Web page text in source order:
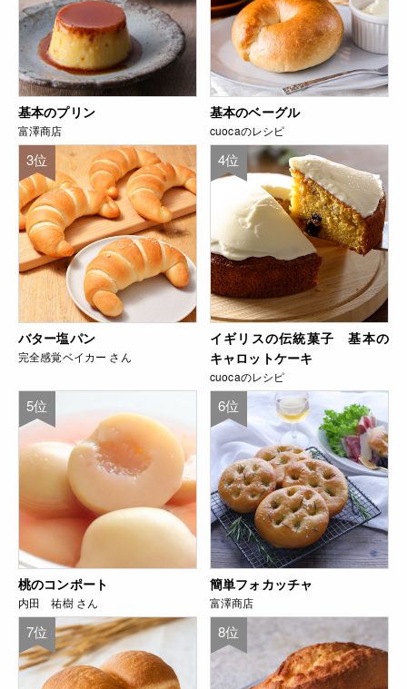
基本のプリン
富澤商店
基本のベーグル
cuocaのレシピ
3位
バター塩パン
完全感覚ベイカー さん
4位
イギリスの伝統菓子 基本の
キャロットケーキ
cuocaのレシピ
5位
桃のコンポート
内田 祐樹 さん
6位
簡単フォカッチャ
富澤商店
7位 8位